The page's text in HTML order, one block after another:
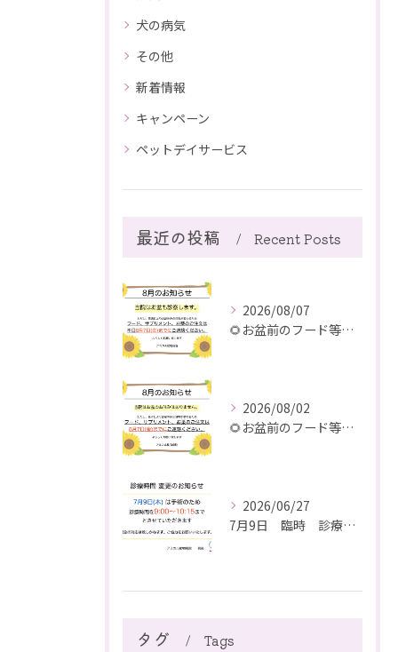
犬の病気
その他
新着情報
キャンペーン
ペットデイサービス
最近の投稿 Recent Posts
2026/08/07
🌻お盆前のフード等ご注文のご注意
2026/08/02
🌻お盆前のフード等ご注文のご注意
2026/06/27
7月9日 臨時 診療時間短縮のお知らせ
タグ Tags